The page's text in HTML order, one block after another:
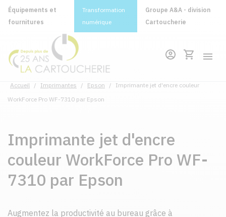
Équipements et
fournitures
Transformation
numérique
Groupe A&A - division
Cartoucherie
Accueil / Imprimantes / Epson /
Imprimante jet d'encre couleur
WorkForce Pro WF-7310 par Epson
Imprimante jet d'encre
couleur WorkForce Pro WF-
7310 par Epson
Augmentez la productivité au bureau grâce à